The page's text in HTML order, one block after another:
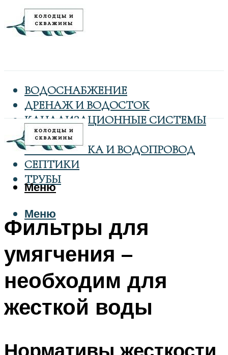
ВОДОСНАБЖЕНИЕ
ДРЕНАЖ И ВОДОСТОК
КАНАЛИЗАЦИОННЫЕ СИСТЕМЫ
КОЛОДЦЫ
САНТЕХНИКА И ВОДОПРОВОД
СЕПТИКИ
ТРУБЫ
Меню
Меню
Фильтры для
умягчения –
необходим для
жесткой воды